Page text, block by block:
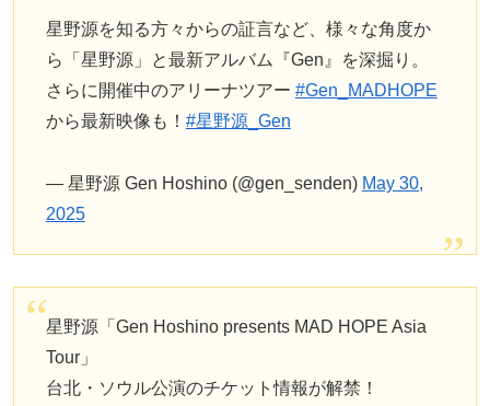
星野源を知る方々からの証言など、様々な角度か
ら「星野源」と最新アルバム『Gen』を深掘り。
さらに開催中のアリーナツアー #Gen_MADHOPE
から最新映像も！ #星野源_Gen
— 星野源 Gen Hoshino (@gen_senden) May 30,
2025
星野源「Gen Hoshino presents MAD HOPE Asia
Tour」
台北・ソウル公演のチケット情報が解禁！